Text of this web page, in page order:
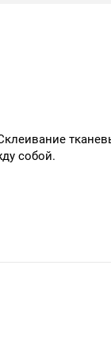
собой.